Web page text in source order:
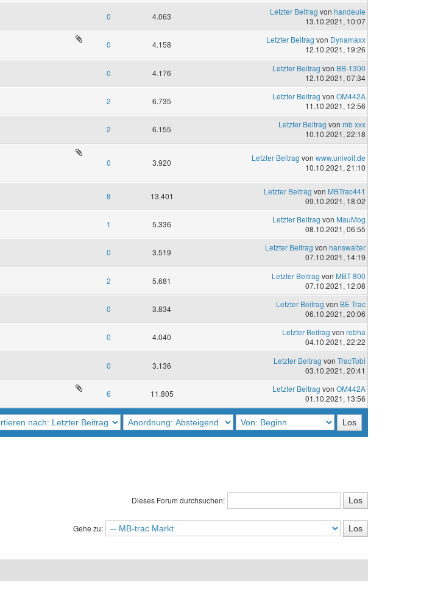
0 4.063 Letzter Beitrag von handeule
13.10.2021, 10:07
0 4.158 Letzter Beitrag von Dynamaxx
12.10.2021, 19:26
0 4.176 Letzter Beitrag von BB-1300
12.10.2021, 07:34
2 6.735 Letzter Beitrag von OM442A
11.10.2021, 12:56
2 6.155 Letzter Beitrag von mb xxx
10.10.2021, 22:18
0 3.920 Letzter Beitrag von www.univoit.de
10.10.2021, 21:10
8 13.401 Letzter Beitrag von MBTrac441
09.10.2021, 18:02
1 5.336 Letzter Beitrag von MauMog
08.10.2021, 06:55
0 3.519 Letzter Beitrag von hanswalter
07.10.2021, 14:19
2 5.681 Letzter Beitrag von MBT 800
07.10.2021, 12:08
0 3.834 Letzter Beitrag von BE Trac
06.10.2021, 20:06
0 4.040 Letzter Beitrag von robha
04.10.2021, 22:22
0 3.136 Letzter Beitrag von TracTobi
03.10.2021, 20:41
6 11.805 Letzter Beitrag von OM442A
01.10.2021, 13:56
Dieses Forum durchsuchen:
Gehe zu: